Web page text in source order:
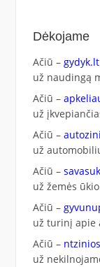
Dėkojame
Ačiū – gydyk.lt
už naudingą
Ačiū –
už
Ačiū –
už
Ačiū –
už žemės
Ačiū –
už turinį apie
Ačiū –
už